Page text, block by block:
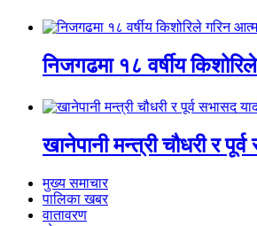
निजगढमा १८ वर्षीय
खानेपानी मन्त्री चौधरी र
मुख्य समाचार
पालिका खबर
वातावरण